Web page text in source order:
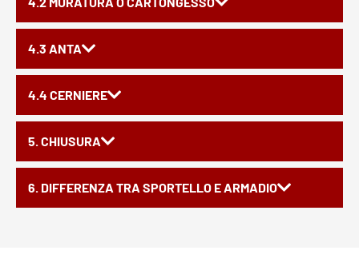
4.3 ANTA
4.4 CERNIERE
5. CHIUSURA
6. DIFFERENZA TRA SPORTELLO E ARMADIO